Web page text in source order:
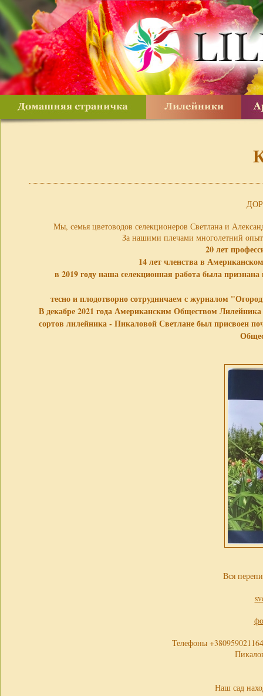
Мы, семья цветоводов селекционеров Светлана и
За нашими плечами многолетний
20 лет
14 лет членства в
в 2019 году наша селекционная работа была
тесно и плодотворно сотрудничаем с журналом
В декабре 2021 года Американским Обществом
сортов лилейника - Пикаловой Светлане был
Вся
Телефоны
Наш сад